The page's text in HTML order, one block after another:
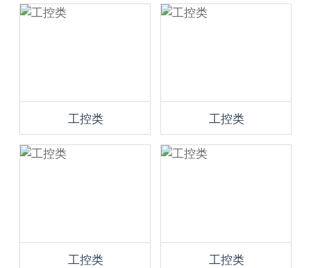
工控类 工控类
工控类 工控类